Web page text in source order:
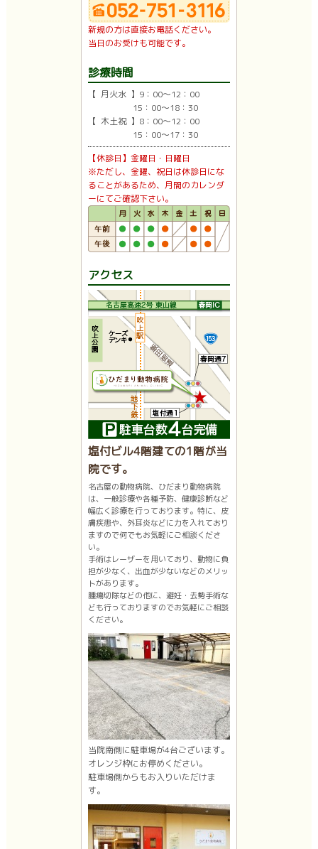
新規の方は直接お電話ください。
当日のお受けも可能です。
診療時間
【 月火水 】9：00〜12：00
15：00〜18：30
【 木土祝 】8：00〜12：00
15：00〜17：30
【休診日】金曜日・日曜日
※ただし、金曜、祝日は休診日にな
ることがあるため、月間のカレンダ
ーにてご確認下さい。
アクセス
塩付ビル4階建ての1階が当
院です。
名古屋の動物病院、ひだまり動物病院
は、一般診療や各種予防、健康診断など
幅広く診療を行っております。特に、皮
膚疾患や、外耳炎などに力を入れており
ますので何でもお気軽にご相談くださ
い。
手術はレーザーを用いており、動物に負
担が少なく、出血が少ないなどのメリッ
トがあります。
腫瘍切除などの他に、避妊・去勢手術な
ども行っておりますのでお気軽にご相談
ください。
当院南側に駐車場が4台ございます。
オレンジ枠にお停めください。
駐車場側からもお入りいただけま
す。